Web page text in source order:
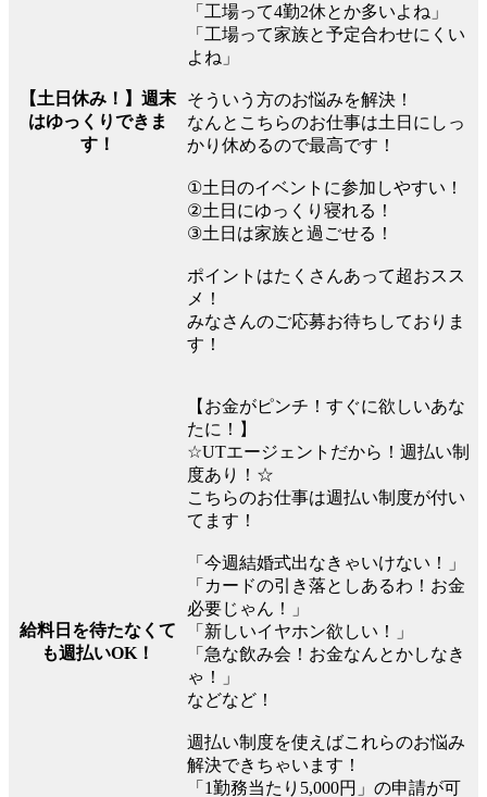
【土日休み！】週末
はゆっくりできま
す！
「工場って4勤2休とか多いよね」
「工場って家族と予定合わせにくい
よね」
そういう方のお悩みを解決！
なんとこちらのお仕事は土日にしっ
かり休めるので最高です！
①土日のイベントに参加しやすい！
②土日にゆっくり寝れる！
③土日は家族と過ごせる！
ポイントはたくさんあって超おスス
メ！
みなさんのご応募お待ちしておりま
す！
給料日を待たなくて
も週払いOK！
【お金がピンチ！すぐに欲しいあな
たに！】
☆UTエージェントだから！週払い制
度あり！☆
こちらのお仕事は週払い制度が付い
てます！
「今週結婚式出なきゃいけない！」
「カードの引き落としあるわ！お金
必要じゃん！」
「新しいイヤホン欲しい！」
「急な飲み会！お金なんとかしなき
ゃ！」
などなど！
週払い制度を使えばこれらのお悩み
解決できちゃいます！
「1勤務当たり5,000円」の申請が可